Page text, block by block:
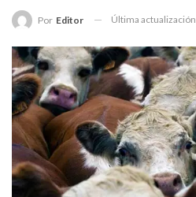
Por Editor Última actualización